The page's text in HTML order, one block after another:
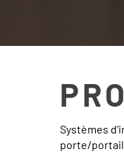
Systèmes
porte/portail